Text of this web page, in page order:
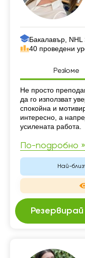
Бакалавър, NHL
40 проведени
Резюме
Резюме
Не просто
да го използват
спокойна и
интересно, а
усилената работа.
По-подробно »
Най-